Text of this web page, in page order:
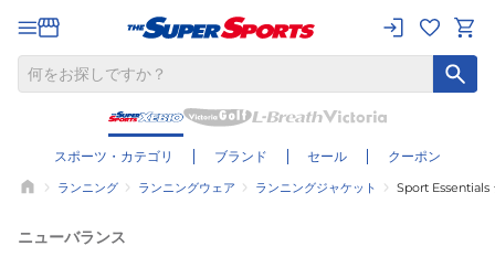
スポーツ・カテゴリ ブランド セール クーポン
ランニング ランニングウェア ランニングジャケット Sport Essentials
ニューバランス